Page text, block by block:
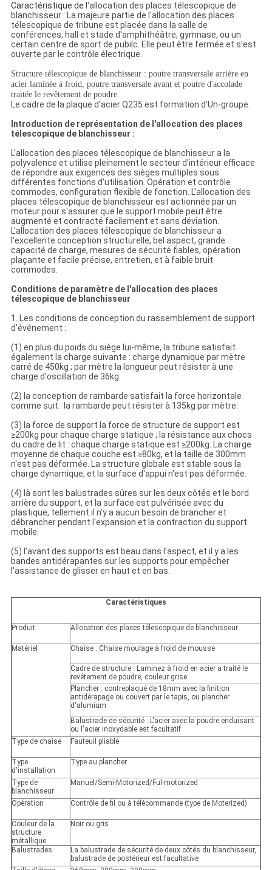
Caractéristique de l'allocation des places télescopique de
blanchisseur : La majeure partie de l'allocation des places
télescopique de tribune est placée dans la salle de
conférences, hall et stade d'amphithéâtre, gymnase, ou un
certain centre de sport de pubilc. Elle peut être fermée et s'est
ouverte par le contrôle électrique.
Structure télescopique de blanchisseur : poutre transversale arrière en
acier laminée à froid, poutre transversale avant et poutre d'accolade
traitée le revêtement de poudre.
Le cadre de la plaque d'acier Q235 est formation d'Un-groupe.
Introduction de représentation de l'allocation des places
télescopique de blanchisseur :
L'allocation des places télescopique de blanchisseur a la
polyvalence et utilise pleinement le secteur d'intérieur efficace
de répondre aux exigences des sièges multiples sous
différentes fonctions d'utilisation. Opération et contrôle
commodes, configuration flexible de fonction. L'allocation des
places télescopique de blanchisseur est actionnée par un
moteur pour s'assurer que le support mobile peut être
augmenté et contracté facilement et sans déviation.
L'allocation des places télescopique de blanchisseur a
l'excellente conception structurelle, bel aspect, grande
capacité de charge, mesures de sécurité fiables, opération
plaçante et facile précise, entretien, et à faible bruit
commodes.
Conditions de paramètre de l'allocation des places
télescopique de blanchisseur
1. Les conditions de conception du rassemblement de support
d'événement :
(1) en plus du poids du siège lui-même, la tribune satisfait
également la charge suivante : charge dynamique par mètre
carré de 450kg ; par mètre la longueur peut résister à une
charge d'oscillation de 36kg.
(2) la conception de rambarde satisfait la force horizontale
comme suit : la rambarde peut résister à 135kg par mètre.
(3) la force de support la force de structure de support est
≥200kg pour chaque charge statique ; la résistance aux chocs
du cadre de lit : chaque charge statique est ≥200kg. La charge
moyenne de chaque couche est ≥80kg, et la taille de 300mm
n'est pas déformée. La structure globale est stable sous la
charge dynamique, et la surface d'appui n'est pas déformée.
(4) là sont les balustrades sûres sur les deux côtés et le bord
arrière du support, et la surface est pulvérisée avec du
plastique, tellement il n'y a aucun besoin de brancher et
débrancher pendant l'expansion et la contraction du support
mobile.
(5) l'avant des supports est beau dans l'aspect, et il y a les
bandes antidérapantes sur les supports pour empêcher
l'assistance de glisser en haut et en bas.
Caractéristiques
Produit Allocation des places télescopique de blanchisseur
Matériel Chaise : Chaise moulage à froid de mousse
Cadre de structure : Laminez à froid en acier a traité le
revêtement de poudre, couleur grise
Plancher : contreplaqué de 18mm avec la finition
antidérapage ou couvert par le tapis, ou plancher
d'alumium
Balustrade de sécurité : L'acier avec la poudre enduisant
ou l'acier inoxydable est facultatif
Type de chaise
Fauteuil pliable
Type
d'installation
Type au plancher
Type de
blanchisseur
Manuel/Semi-Motorized/Ful-motorized
Opération Contrôle de fil ou à télécommande (type de Moterized)
Couleur de la
structure
métallique
Noir ou gris
Balustrades
La balustrade de sécurité de deux côtés du blanchisseur,
balustrade de postérieur est facultative